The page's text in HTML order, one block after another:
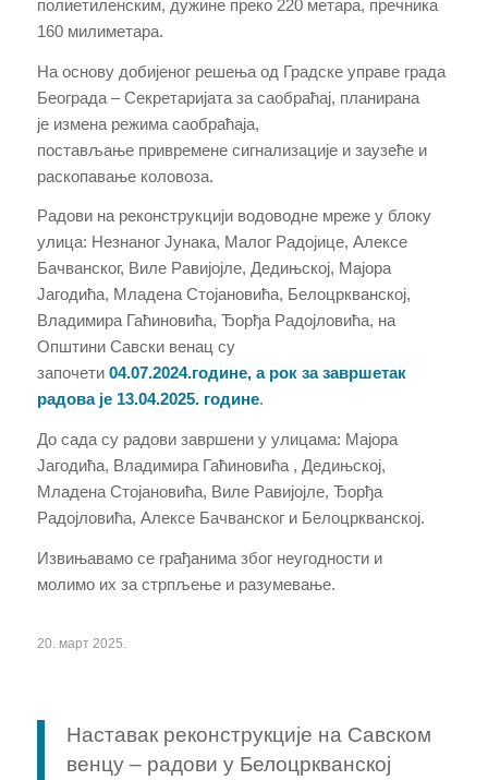
полиетиленским, дужине преко 220 метара, пречника
160 милиметара.
На основу добијеног решења од Градске управе града
Београда – Секретаријата за саобраћај, планирана
је измена режима саобраћаја,
постављање привремене сигнализације и заузеће и
раскопавање коловоза.
Радови на реконструкцији водоводне мреже у блоку
улица: Незнаног Јунака, Малог Радојице, Алексe
Бачванског, Виле Равијојле, Дедињској, Мајора
Јагодића, Младена Стојановића, Белоцркванској,
Владимира Гаћиновића, Ђорђа Радојловића, на
ОпштиниСавски венац су
започети 04.07.2024.године, а рок за завршетак
радова је 13.04.2025. године.
До сада су радови завршени у улицама: Мајора
Јагодића, Владимира Гаћиновића , Дедињској,
Младена Стојановића, Виле Равијојле, Ђорђа
Радојловића, Алексе Бачванског и Белоцркванској.
Извињавамо се грађанима због неугодности и
молимо их за стрпљење и разумевање.
20. март 2025.
Наставак реконструкције на Савском
венцу – радови у Белоцркванској